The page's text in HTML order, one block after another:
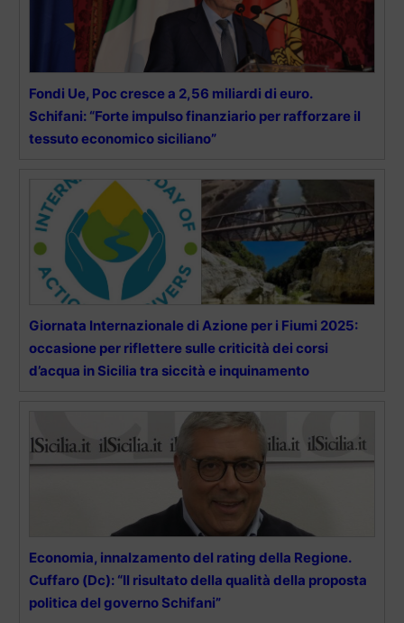
Fondi Ue, Poc cresce a 2,56 miliardi di euro.
Schifani: “Forte impulso finanziario per rafforzare il
tessuto economico siciliano”
Giornata Internazionale di Azione per i Fiumi 2025:
occasione per riflettere sulle criticità dei corsi
d’acqua in Sicilia tra siccità e inquinamento
Economia, innalzamento del rating della Regione.
Cuffaro (Dc): “Il risultato della qualità della proposta
politica del governo Schifani”